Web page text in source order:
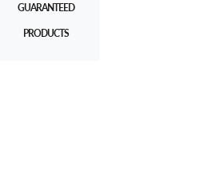
GUARANTEED
PRODUCTS